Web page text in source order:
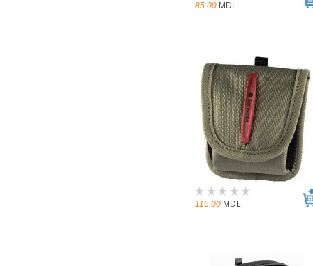
85.00 MDL
115.00 MDL